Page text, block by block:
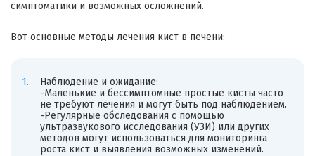
симптоматики и возможных осложнений.
Вот основные методы лечения кист в печени:
Наблюдение и ожидание:
-Маленькие и бессимптомные простые кисты часто
не требуют лечения и могут быть под наблюдением.
-Регулярные обследования с помощью
ультразвукового исследования (УЗИ) или других
методов могут использоваться для мониторинга
роста кист и выявления возможных изменений.